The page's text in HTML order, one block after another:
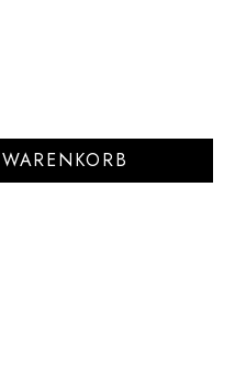
Wert ein